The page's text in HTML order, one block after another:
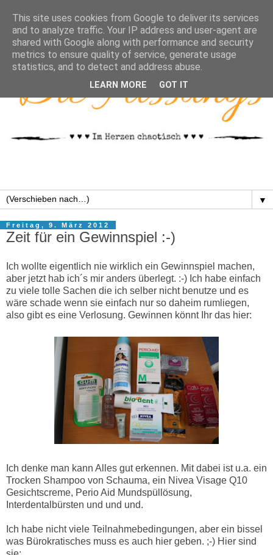
▼
Freitag, 9. März 2012
Zeit für ein Gewinnspiel :-)
Ich wollte eigentlich nie wirklich ein Gewinnspiel machen,
aber jetzt hab ich´s mir anders überlegt. :-) Ich habe einfach
zu viele tolle Sachen die ich selber nicht benutze und es
wäre schade wenn sie einfach nur so daheim rumliegen,
also gibt es eine Verlosung. Gewinnen könnt Ihr das hier:
Ich denke man kann Alles gut erkennen. Mit dabei ist u.a. ein
Trocken Shampoo von Schauma, ein Nivea Visage Q10
Gesichtscreme, Perio Aid Mundspüllösung,
Interdentalbürsten und und und.
Ich habe nicht viele Teilnahmebedingungen, aber ein bissel
was Bürokratisches muss es auch hier geben. ;-) Hier sind
This site uses cookies from Google to deliver its services
and to analyze traffic. Your IP address and user-agent are
shared with Google along with performance and security
metrics to ensure quality of service, generate usage
statistics, and to detect and address abuse.
LEARN MORE GOT IT